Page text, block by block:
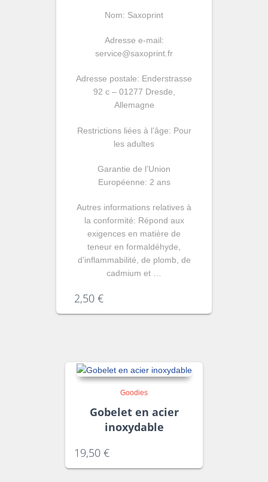
Nom: Saxoprint
Adresse e-mail:
service@saxoprint.fr
Adresse postale: Enderstrasse
92 c – 01277 Dresde,
Allemagne
Restrictions liées à l’âge: Pour
les adultes
Garantie de l’Union
Européenne: 2 ans
Autres informations relatives à
la conformité: Répond aux
exigences en matière de
teneur en formaldéhyde,
d’inflammabilité, de plomb, de
cadmium et …
2,50 €
Goodies
Gobelet en acier
inoxydable
19,50 €